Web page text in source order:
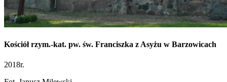
Kościół rzym.-kat. pw. św. Franciszka z Asyżu w Barzowicach
2018r.